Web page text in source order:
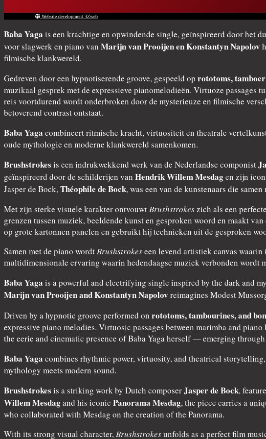
Website development 3Zweb
Baba Yaga is een krachtige en opwindende single, geïnspireerd door het
voor slagwerk en piano van Marijn van Prooijen en Konstantyn Napolov
filmische klankwereld.
Gedreven door een hypnotiserende groove, gespeeld op rototoms,
muzikaal gesprek met de expressieve pianomelodieën. Virtuoze passages
reis voortdurend wordt onderbroken door de mysterieuze en filmische
betoverend contrast ontstaat.
Baba Yaga combineert ritmische kracht, virtuositeit en theatrale
oude mythologie en moderne klankwereld samenkomen.
Brushstrokes is een indrukwekkend werk van de Nederlandse componist
geïnspireerd door de schilderijen van Hendrik Willem Mesdagen zijn
Jasper de Bock,Théophile de Bock, was een van de kunstenaars die
Met zijn sterke visuele karakter ontvouwtBrushstrokeszich als een
grenzen tussen muziek, beeldende kunst en gesproken woord en maakt
op grote kartonnen panelen en gebruikt hij technieken uit de gesproken
Samen met de piano wordtBrushstrokeseen levend artistiek canvas
multidimensionale ervaring waarin hedendaagse muziek verbonden wordt
Baba Yaga is a powerful and electrifying single inspired by the dark and
Marijn van Prooijen and Konstantyn Napolov reimagines Modest
Driven by a hypnotic groove performed on rototoms, tambourines, and
expressive piano melodies. Virtuosic passages between marimba and
the eerie and cinematic presence of Baba Yaga herself — emerging
Baba Yaga combines rhythmic power, virtuosity, and theatrical
mythology meets modern sound.
Brushstrokes is a striking work by Dutch composerJasper de Bock,
Willem Mesdagand his iconic Panorama Mesdag, the piece carries a
who collaborated with Mesdag on the creation of the Panorama.
With its strong visual character,Brushstrokesunfolds as a perfect film